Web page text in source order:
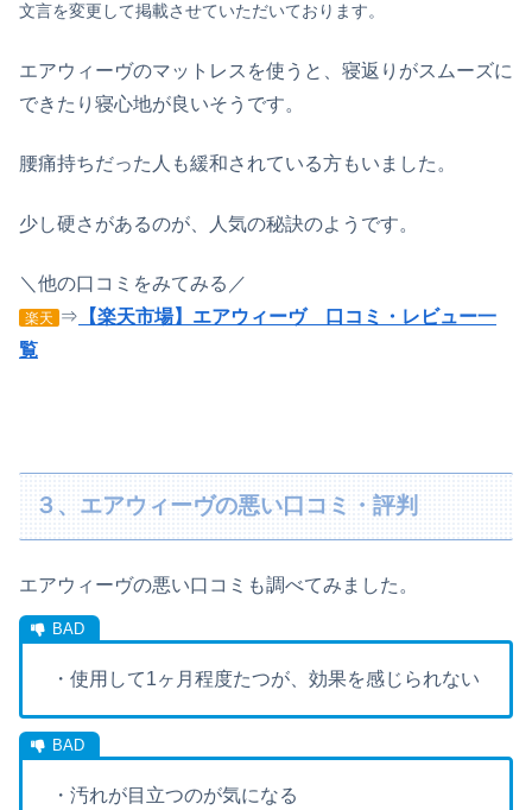
文言を変更して掲載させていただいております。
エアウィーヴのマットレスを使うと、寝返りがスムーズに
できたり寝心地が良いそうです。
腰痛持ちだった人も緩和されている方もいました。
少し硬さがあるのが、人気の秘訣のようです。
＼他の口コミをみてみる／
楽天 ⇒ 【楽天市場】エアウィーヴ 口コミ・レビュー一
覧
３、エアウィーヴの悪い口コミ・評判
エアウィーヴの悪い口コミも調べてみました。
・使用して1ヶ月程度たつが、効果を感じられない
・汚れが目立つのが気になる